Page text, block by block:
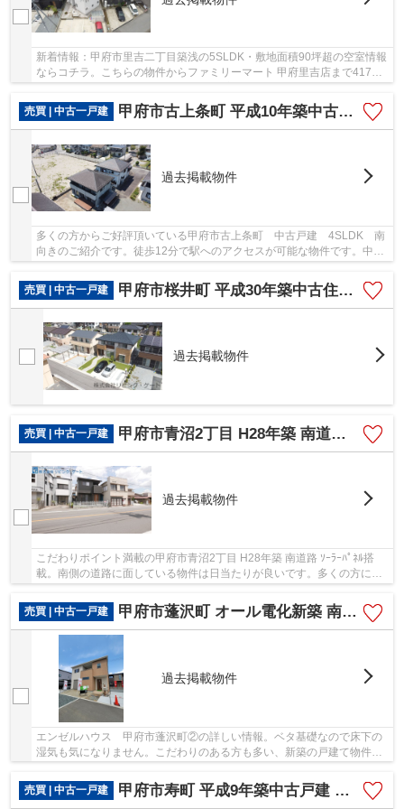
新着情報：甲府市里吉二丁目築浅の5SLDK・敷地面積90坪超の空室情報
ならコチラ。こちらの物件からファミリーマート 甲府里吉店まで417m
売買 | 中古一戸建
甲府市古上条町 平成10年築中古戸建 全室洋室 全室南向き
過去掲載物件
多くの方からご好評頂いている甲府市古上条町 中古戸建 4SLDK 南
向きのご紹介です。徒歩12分で駅へのアクセスが可能な物件です。中古
売買 | 中古一戸建
甲府市桜井町 平成30年築中古住宅 オール電化・南道路
過去掲載物件
売買 | 中古一戸建 甲府市青沼2丁目 H28年築 南道路 ｿｰﾗｰﾊﾟﾈﾙ搭載
過去掲載物件
こだわりポイント満載の甲府市青沼2丁目 H28年築 南道路 ｿｰﾗｰﾊﾟﾈﾙ搭
載。南側の道路に面している物件は日当たりが良いです。多くの方に好
評の、平成28年1月築の物件です。経済的なメリ...
売買 | 中古一戸建
甲府市蓬沢町 オール電化新築 南通路・日当良好 車並列3台
過去掲載物件
エンゼルハウス 甲府市蓬沢町②の詳しい情報。ベタ基礎なので床下の
湿気も気になりません。こだわりのある方も多い、新築の戸建て物件と
売買 | 中古一戸建
甲府市寿町 平成9年築中古戸建 南東角地 甲府駅徒歩23分